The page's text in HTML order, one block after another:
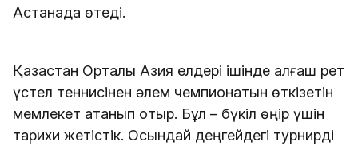
Астанада өтеді.
Қазақстан Орталық Азия елдері ішінде алғаш рет
үстел теннисінен әлем чемпионатын өткізетін
мемлекет атанып отыр. Бұл – бүкіл өңір үшін
тарихи жетістік. Осындай деңгейдегі турнирді